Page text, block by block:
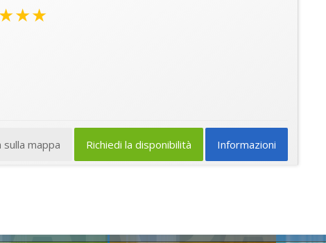
Informazioni
Richiedi la disponibilità
sulla mappa